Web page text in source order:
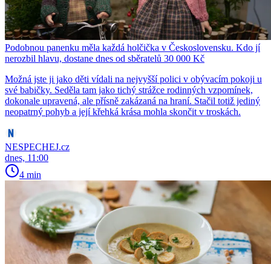
Podobnou panenku měla každá holčička v Československu. Kdo jí
nerozbil hlavu, dostane dnes od sběratelů 30 000 Kč
Možná jste ji jako děti vídali na nejvyšší polici v obývacím pokoji u
své babičky. Seděla tam jako tichý strážce rodinných vzpomínek,
dokonale upravená, ale přísně zakázaná na hraní. Stačil totiž jediný
neopatrný pohyb a její křehká krása mohla skončit v troskách.
NESPECHEJ.cz
dnes, 11:00
4 min